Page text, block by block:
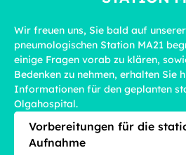
Wir freuen uns, Sie bald auf
pneumologischen Station MA21
einige Fragen vorab zu klären,
Bedenken zu nehmen, erhalten Sie
Informationen für den geplanten
Olgahospital.
Vorbereitungen für die
Aufnahme